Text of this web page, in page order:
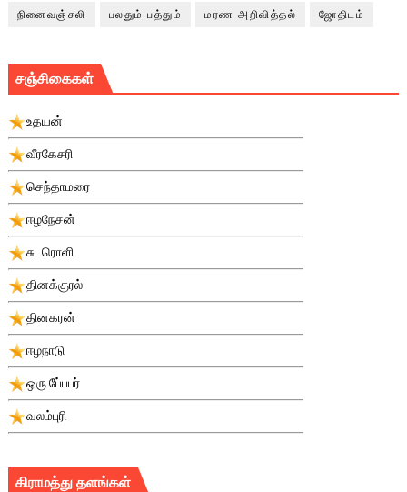
நினைவஞ்சலி பலதும் பத்தும் மரண அறிவித்தல் ஜோதிடம்
சஞ்சிகைகள்
உதயன்
வீரகேசரி
செந்தாமரை
ஈழநேசன்
சுடரொளி
தினக்குரல்
தினகரன்
ஈழநாடு
ஒரு பே்பபர்
வலம்புரி
கிராமத்து தளங்கள்